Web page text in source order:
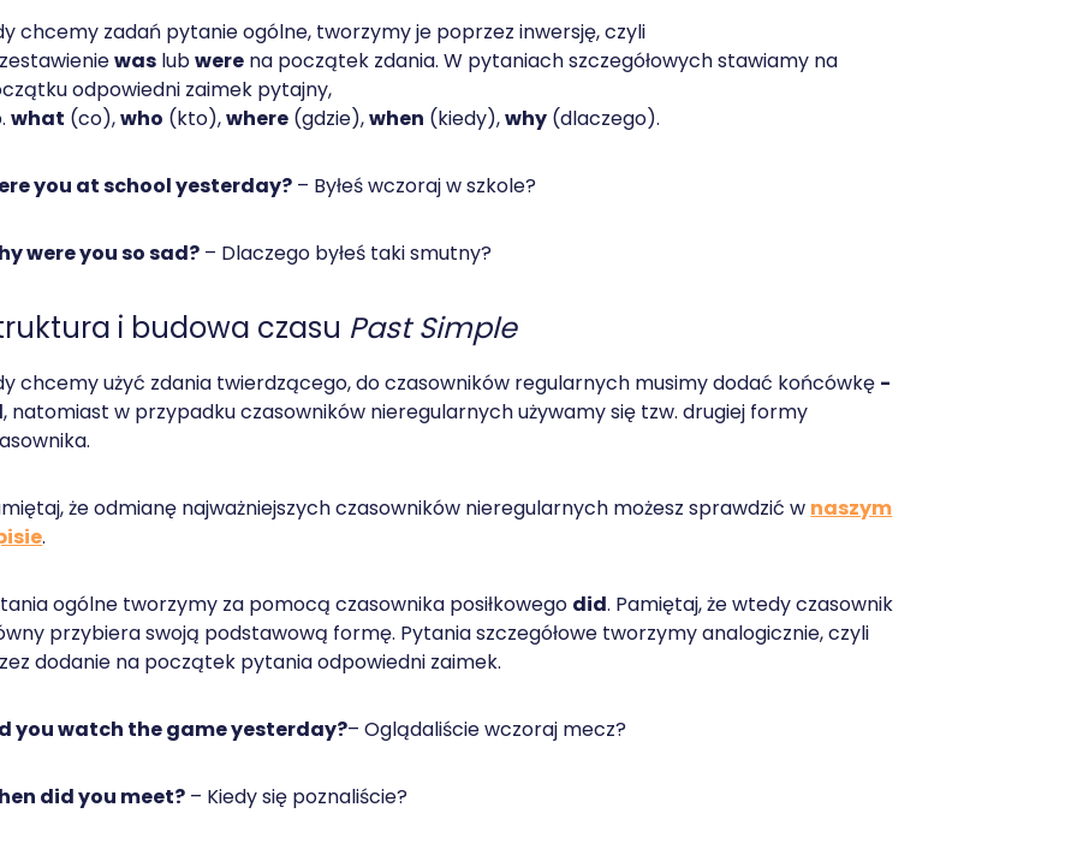
chcemy zadań pytanie ogólne, tworzymy je poprzez inwersję, czyli
was lubwere na początek zdania. W pytaniach szczegółowych stawiamy na
odpowiedni zaimek pytajny,
what (co),who (kto),where (gdzie),when (kiedy),why (dlaczego).
you at school yesterday? – Byłeś wczoraj w szkole?
were you so sad? – Dlaczego byłeś taki smutny?
i budowa czasu Past Simple
chcemy użyć zdania twierdzącego, do czasowników regularnych musimy dodać końcówkę -
, natomiast w przypadku czasowników nieregularnych używamy się tzw. drugiej formy
że odmianę najważniejszych czasowników nieregularnych możesz sprawdzić w naszym
.
ogólne tworzymy za pomocą czasownika posiłkowego did. Pamiętaj, że wtedy czasownik
przybiera swoją podstawową formę. Pytania szczegółowe tworzymy analogicznie, czyli
dodanie na początek pytania odpowiedni zaimek.
you watch the game yesterday?– Oglądaliście wczoraj mecz?
did you meet? – Kiedy się poznaliście?